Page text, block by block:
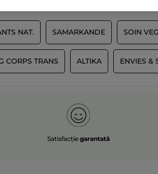
NAT. SAMARKANDE SOIN
CORPS TRANS ALTIKA ENVIES &
Satisfacțiegarantată